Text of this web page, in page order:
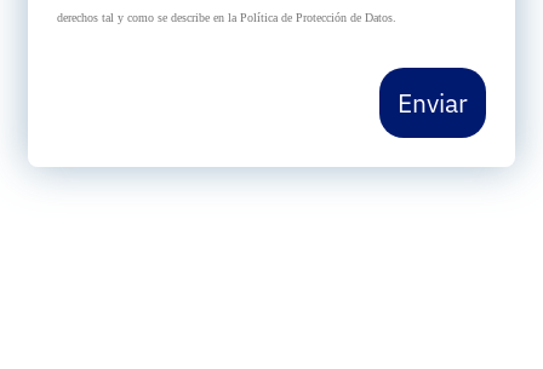
derechos tal y como se describe en la Política de Protección de Datos.
Enviar